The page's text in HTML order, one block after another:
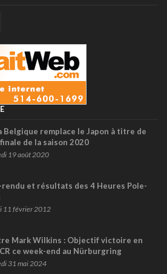
Belgique remplace le Japon à titre de
de la saison 2020
19 août 2020
rendu et résultats des 4 Heures Pole-
11 février 2012
Mark Wilkins : Objectif victoire en
ce week-end au Nürburgring
31 mai 2024